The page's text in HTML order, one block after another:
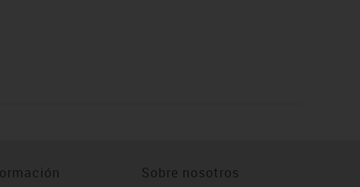
Sobre nosotros